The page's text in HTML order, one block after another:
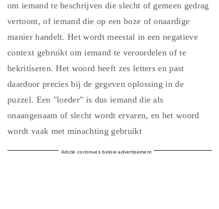
om iemand te beschrijven die slecht of gemeen gedrag
vertoont, of iemand die op een boze of onaardige
manier handelt. Het wordt meestal in een negatieve
context gebruikt om iemand te veroordelen of te
bekritiseren. Het woord heeft zes letters en past
daardoor precies bij de gegeven oplossing in de
puzzel. Een "loeder" is dus iemand die als
onaangenaam of slecht wordt ervaren, en het woord
wordt vaak met minachting gebruikt
Article continues below advertisement